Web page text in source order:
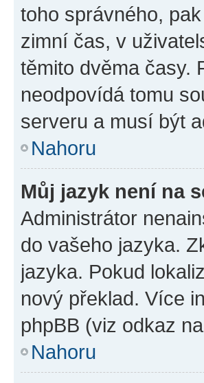
toho správného,
zimní čas, v
těmito dvěma časy.
neodpovídá tomu
serveru a musí být
Nahoru
Můj jazyk není na
Administrátor
do vašeho jazyka.
jazyka. Pokud
nový překlad. Více
phpBB (viz odkaz
Nahoru